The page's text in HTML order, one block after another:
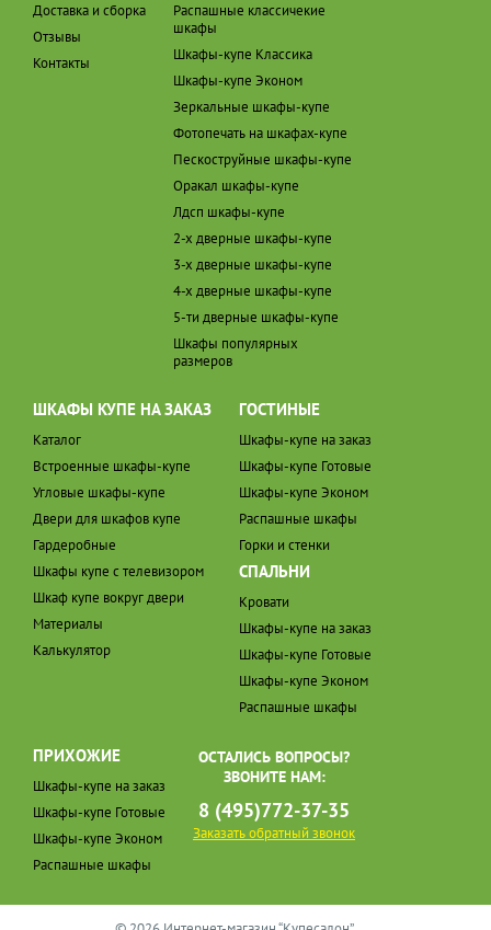
Доставка и сборка
Отзывы
Контакты
Распашные классичекие
шкафы
Шкафы-купе Классика
Шкафы-купе Эконом
Зеркальные шкафы-купе
Фотопечать на шкафах-купе
Пескоструйные шкафы-купе
Оракал шкафы-купе
Лдсп шкафы-купе
2-х дверные шкафы-купе
3-х дверные шкафы-купе
4-х дверные шкафы-купе
5-ти дверные шкафы-купе
Шкафы популярных
размеров
ШКАФЫ КУПЕ НА ЗАКАЗ
Каталог
Встроенные шкафы-купе
Угловые шкафы-купе
Двери для шкафов купе
Гардеробные
Шкафы купе с телевизором
Шкаф купе вокруг двери
Материалы
Калькулятор
ГОСТИНЫЕ
Шкафы-купе на заказ
Шкафы-купе Готовые
Шкафы-купе Эконом
Распашные шкафы
Горки и стенки
СПАЛЬНИ
Кровати
Шкафы-купе на заказ
Шкафы-купе Готовые
Шкафы-купе Эконом
Распашные шкафы
ПРИХОЖИЕ
Шкафы-купе на заказ
Шкафы-купе Готовые
Шкафы-купе Эконом
Распашные шкафы
ОСТАЛИСЬ ВОПРОСЫ?
ЗВОНИТЕ НАМ:
8 (495)772-37-35
Заказать обратный звонок